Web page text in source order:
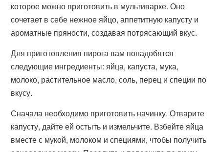
которое можно приготовить в мультиварке. Оно
сочетает в себе нежное яйцо, аппетитную капусту и
ароматные пряности, создавая потрясающий вкус.
Для приготовления пирога вам понадобятся
следующие ингредиенты: яйца, капуста, мука,
молоко, растительное масло, соль, перец и специи по
вкусу.
Сначала необходимо приготовить начинку. Отварите
капусту, дайте ей остыть и измельчите. Взбейте яйца
вместе с мукой, молоком и специями, чтобы получить